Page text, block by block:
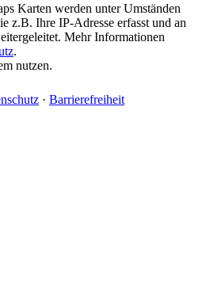
Karten werden unter Umständen
z.B. Ihre IP-Adresse erfasst und an
Mehr Informationen
.
nutzen.
· Barrierefreiheit